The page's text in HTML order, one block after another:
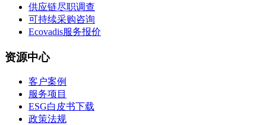
供应链尽职调查
可持续采购咨询
Ecovadis服务报价
资源中心
客户案例
服务项目
ESG白皮书下载
政策法规